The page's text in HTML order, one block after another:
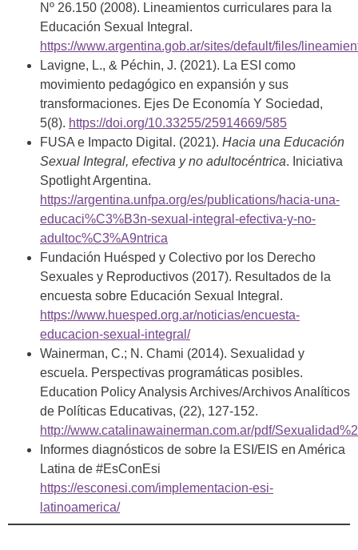
Nº 26.150 (2008). Lineamientos curriculares para la
Educación Sexual Integral.
https://www.argentina.gob.ar/sites/default/files/
Lavigne, L., & Péchin, J. (2021). La ESI como
movimiento pedagógico en expansión y sus
transformaciones. Ejes De Economía Y Sociedad,
5(8). https://doi.org/10.33255/25914669/585
FUSA e Impacto Digital. (2021). Hacia una Educación
Sexual Integral, efectiva y no adultocéntrica. Iniciativa
Spotlight Argentina.
https://argentina.unfpa.org/es/publications/hacia-una-
educaci%C3%B3n-sexual-integral-efectiva-y-no-
adultoc%C3%A9ntrica
Fundación Huésped y Colectivo por los Derecho
Sexuales y Reproductivos (2017). Resultados de la
encuesta sobre Educación Sexual Integral.
https://www.huesped.org.ar/noticias/encuesta-
educacion-sexual-integral/
Wainerman, C.; N. Chami (2014). Sexualidad y
escuela. Perspectivas programáticas posibles.
Education Policy Analysis Archives/Archivos Analíticos
de Políticas Educativas, (22), 127-152.
http://www.catalinawainerman.com.ar/pdf/
Informes diagnósticos de sobre la ESI/EIS en América
Latina de #EsConEsi
https://esconesi.com/implementacion-esi-
latinoamerica/